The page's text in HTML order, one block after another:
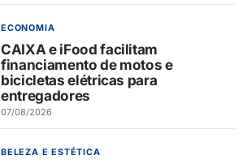
ECONOMIA
CAIXA e iFood facilitam
financiamento de motos e
bicicletas elétricas para
entregadores
07/08/2026
BELEZA E ESTÉTICA